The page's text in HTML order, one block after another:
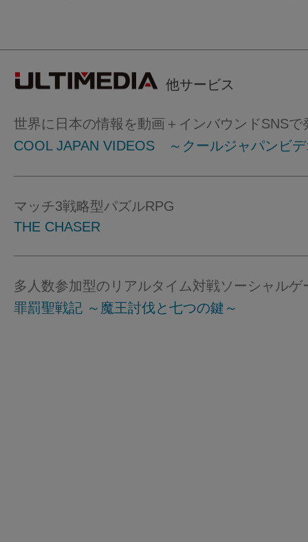
他サービス
世界に日本の情報を動画＋インバウンドSNSで
COOL JAPAN VIDEOS ～クールジャパンビ
マッチ3戦略型パズルRPG
THE CHASER
多人数参加型のリアルタイム対戦ソーシャルゲ
罪罰聖戦記 ～魔王討伐と七つの鍵～